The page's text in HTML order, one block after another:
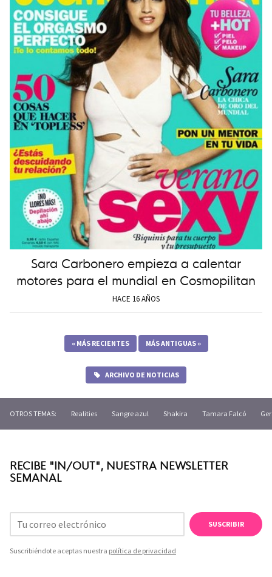
Sara Carbonero empieza a calentar
motores para el mundial en Cosmopilitan
HACE 16 AÑOS
«MÁS RECIENTES MÁS ANTIGUAS »
ARCHIVO DE NOTICIAS
OTROS TEMAS: Realities Sangre azul Shakira Tamara Falcó
RECIBE "IN/OUT", NUESTRA NEWSLETTER
SEMANAL
SUSCRIBIR
Suscribiéndote aceptas nuestra política de privacidad